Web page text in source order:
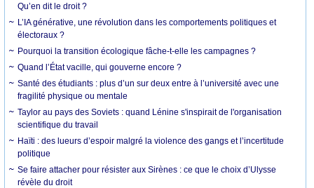
Qu’en dit le droit ?
L’IA générative, une révolution dans les comportements politiques et
électoraux ?
Pourquoi la transition écologique fâche-t-elle les campagnes ?
Quand l’État vacille, qui gouverne encore ?
Santé des étudiants : plus d’un sur deux entre à l’université avec une
fragilité physique ou mentale
Taylor au pays des Soviets : quand Lénine s'inspirait de l'organisation
scientifique du travail
Haïti : des lueurs d’espoir malgré la violence des gangs et l’incertitude
politique
Se faire attacher pour résister aux Sirènes : ce que le choix d’Ulysse
révèle du droit